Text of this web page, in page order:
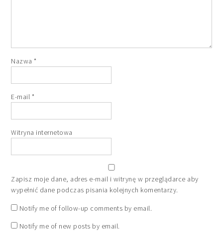
Nazwa*
E-mail *
Witryna internetowa
Zapisz moje dane, adres e-mail i witrynę w przeglądarce aby
wypełnić dane podczas pisania kolejnych komentarzy.
Notify me of follow-up comments by email.
Notify me of new posts by email.